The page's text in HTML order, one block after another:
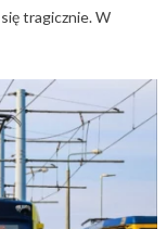
tragicznie. W